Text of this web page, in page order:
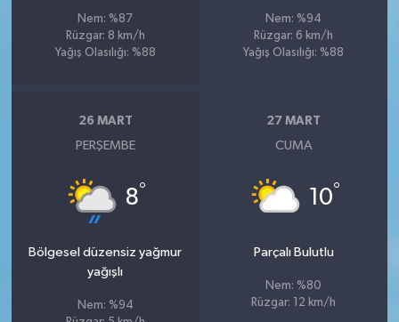
Nem: %87
Rüzgar: 8 km/h
Yağış Olasılığı: %88
Nem: %94
Rüzgar: 6 km/h
Yağış Olasılığı: %88
26 MART
PERŞEMBE
8°
Bölgesel düzensiz yağmur
yağışlı
Nem: %94
27 MART
CUMA
10°
Parçalı Bulutlu
Nem: %80
Rüzgar: 12 km/h